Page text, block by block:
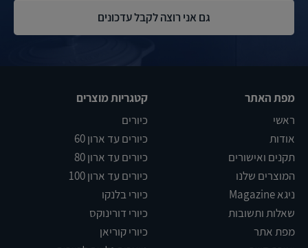
מפת האתר
ראשי
אודות
תקנים ואישורים
המוצרים שלנו
ניגא Magazine
שאלות ותשובות
מפת אתר
קטגריות מוצרים
כיורים
כיורים עד ארון 60
כיורים עד ארון 80
כיורים עד ארון 100
כיורי בלנקו
כיורי דורינוקס
כיורי קוריאן